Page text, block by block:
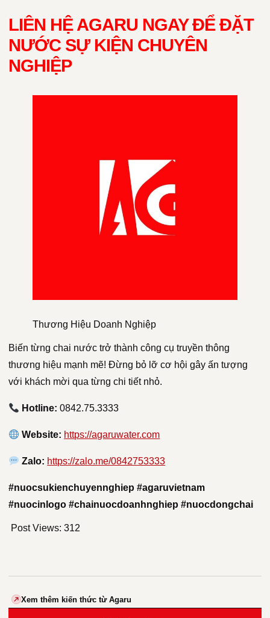
LIÊN HỆ AGARU NGAY ĐỂ ĐẶT
NƯỚC SỰ KIỆN CHUYÊN
NGHIỆP
Thương Hiệu Doanh Nghiệp
Biến từng chai nước trở thành công cụ truyền thông
thương hiệu mạnh mẽ! Đừng bỏ lỡ cơ hội gây ấn tượng
với khách mời qua từng chi tiết nhỏ.
Hotline: 0842.75.3333
Website: https://agaruwater.com
Zalo: https://zalo.me/0842753333
#nuocsukienchuyennghiep #agaruvietnam
#nuocinlogo #chainuocdoanhnghiep #nuocdongchai
Post Views: 312
Xem thêm kiến thức từ Agaru